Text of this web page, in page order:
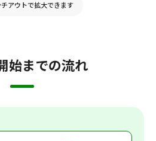
チアウトで拡大できます
始までの流れ